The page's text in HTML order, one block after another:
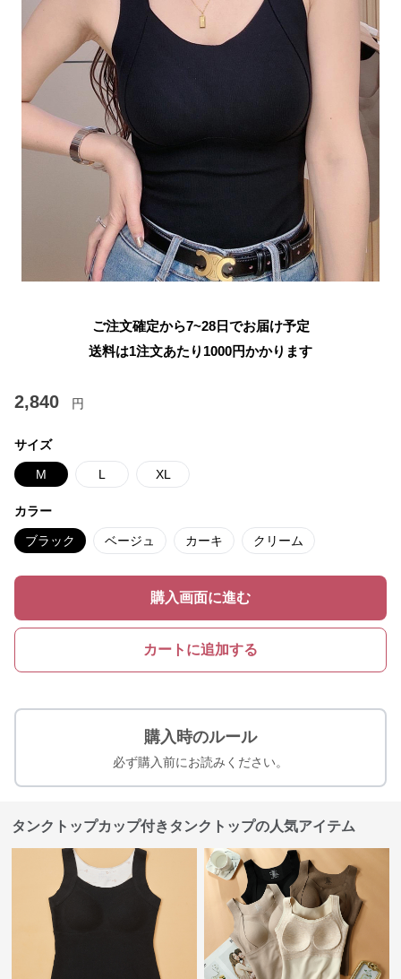
ご注文確定から7~28日でお届け予定
送料は1注文あたり 1000円かかります
2,840 円
サイズ
M L XL
カラー
ブラック ベージュ カーキ クリーム
購入画面に進む
カートに追加する
購入時のルール
必ず購入前にお読みください。
タンクトップカップ付きタンクトップの人気アイテム